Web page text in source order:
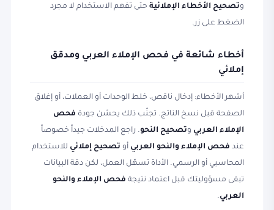
وتصحيح الأخطاء الإملائية حتى تفهم الاستخدام لا مجرد
الضغط على زر.
أخطاء شائعة في فحص الإملاء العربي ومدقق
إملائي
أشهر الأخطاء: إدخال ناقص، خلط الوحدات أو العملات، أو إغلاق
الصفحة قبل نسخ الناتج. تجنّب ذلك يحسّن جودة فحص
الإملاء العربي وتصحيح النحو. راجع المدخلات جيداً خصوصاً
عند فحص الإملاء والنحو العربي أو تصحيح إملائي للاستخدام
المحاسبي أو الرسمي. الأداة تسهّل العمل، لكن دقة البيانات
تبقى مسؤوليتك قبل اعتماد نتيجة فحص الإملاء والنحو
العربي.